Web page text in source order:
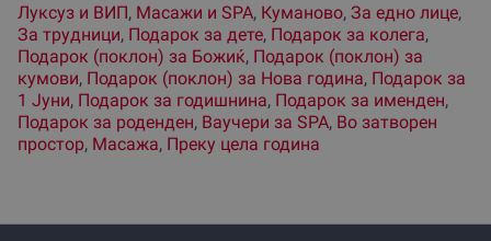
Луксуз и ВИП, Масажи и SPA, Куманово, За едно лице,
За трудници, Подарок за дете, Подарок за колега,
Подарок (поклон) за Божиќ, Подарок (поклон) за
кумови, Подарок (поклон) за Нова година, Подарок за
1 Јуни, Подарок за годишнина, Подарок за именден,
Подарок за роденден, Ваучери за SPA, Во затворен
простор, Масажа, Преку цела година